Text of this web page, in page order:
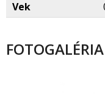
Vek
FOTOGALÉRIA